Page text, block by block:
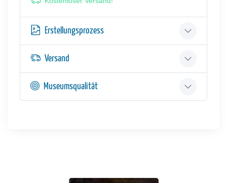
Erstellungsprozess
Versand
Museumsqualität